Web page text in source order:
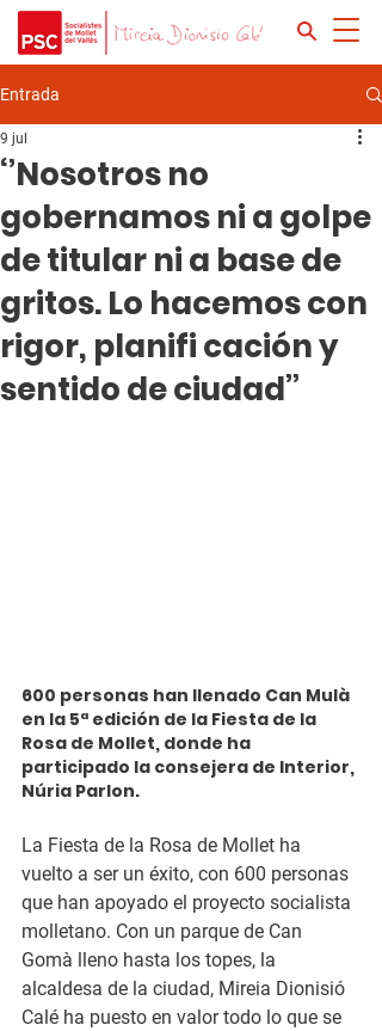
Entrada
‘’Nosotros no
gobernamos ni a golpe
de titular ni a base de
gritos. Lo hacemos con
rigor, planifi cación y
sentido de ciudad’’
9 jul
600 personas han llenado Can Mulà
en la 5ª edición de la Fiesta de la
Rosa de Mollet, donde ha
participado la consejera de Interior,
Núria Parlon.
La Fiesta de la Rosa de Mollet ha
vuelto a ser un éxito, con 600 personas
que han apoyado el proyecto socialista
molletano. Con un parque de Can
Gomà lleno hasta los topes, la
alcaldesa de la ciudad, Mireia Dionisió
Calé ha puesto en valor todo lo que se